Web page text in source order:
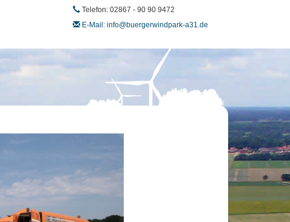
Telefon: 02867 - 90 90 9472
E-Mail: info@buergerwindpark-a31.de